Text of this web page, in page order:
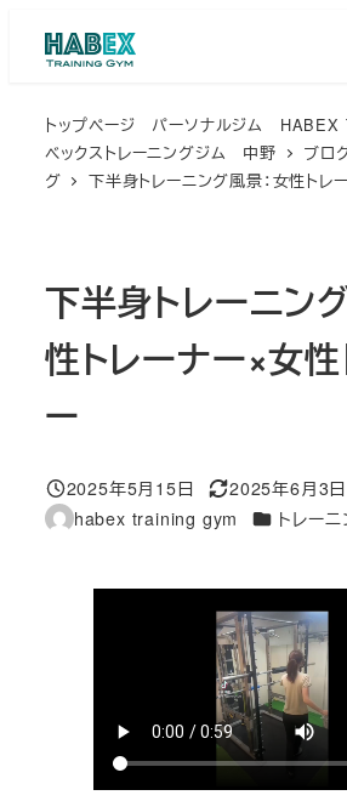
トップページ パーソナルジム HABEX
ベックストレーニングジム 中野
ブロ
グ
下半身トレーニング風景：女性トレ
下半身トレーニン
性トレーナー×女性
ー
投稿日
2025年5月15日
更新日
2025年6月3日
著
habex training gym カテゴリー
トレー